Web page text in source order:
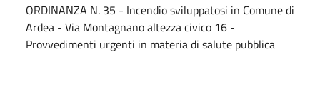
ORDINANZA N. 35 - Incendio sviluppatosi in Comune di
Ardea - Via Montagnano altezza civico 16 -
Provvedimenti urgenti in materia di salute pubblica